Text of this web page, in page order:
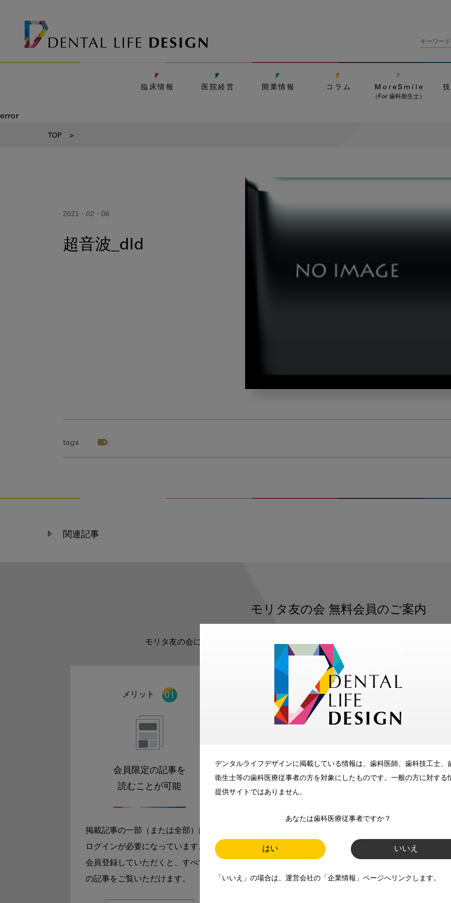
デンタルライフデザインに掲載している情報は、歯科医師、歯科技工士、
衛生士等の歯科医療従事者の方を対象にしたものです。一般の方に対する
提供サイトではありません。
あなたは歯科医療従事者ですか？
はい いいえ
「いいえ」の場合は、運営会社の「企業情報」ページへリンクします。
臨床情報 医院経営 開業情報 コラム MoreSmile
（For 歯科衛生士）
error
TOP >
2021・02・08
超音波_dld
tags
関連記事
モリタ友の会 無料会員のご案内
モリタ友の会に登録いただくと、デンタルライフデザインをもっと便利にご利用い
メリット
会員限定の記事を
読むことが可能
掲載記事の一部（または全部）は
ログインが必要になっています。
会員登録していただくと、すべて
の記事をご覧いただけます。
メリット
メールマガジンでお届け
師、歯科衛生士、歯科技工士）に
お届けします。